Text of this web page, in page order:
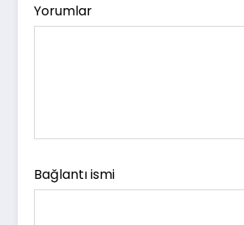
Yorumlar
Bağlantı ismi